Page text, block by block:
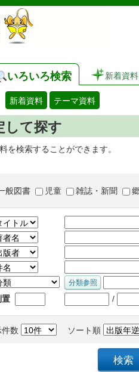
いろいろ検索 新着資料
新着資料 テーマ資料
して探す
を検索することができます。
般図書 児童 雑誌・新聞
置 /
数 ソート順